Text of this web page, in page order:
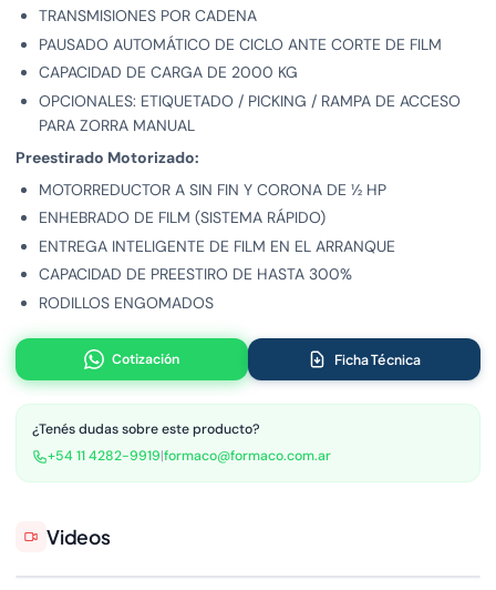
TRANSMISIONES POR CADENA
PAUSADO AUTOMÁTICO DE CICLO ANTE CORTE DE FILM
CAPACIDAD DE CARGA DE 2000 KG
OPCIONALES: ETIQUETADO / PICKING / RAMPA DE ACCESO
PARA ZORRA MANUAL
Preestirado Motorizado:
MOTORREDUCTOR A SIN FIN Y CORONA DE ½ HP
ENHEBRADO DE FILM (SISTEMA RÁPIDO)
ENTREGA INTELIGENTE DE FILM EN EL ARRANQUE
CAPACIDAD DE PREESTIRO DE HASTA 300%
RODILLOS ENGOMADOS
Cotización Ficha Técnica
¿Tenés dudas sobre este producto?
+54 11 4282-9919|formaco@formaco.com.ar
Videos